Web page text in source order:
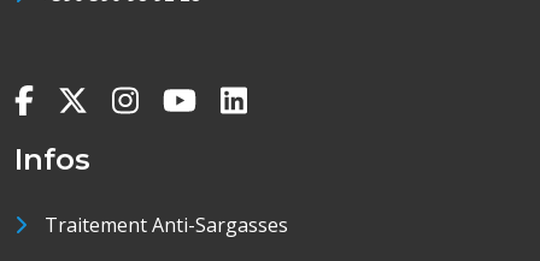
Infos
Traitement Anti-Sargasses